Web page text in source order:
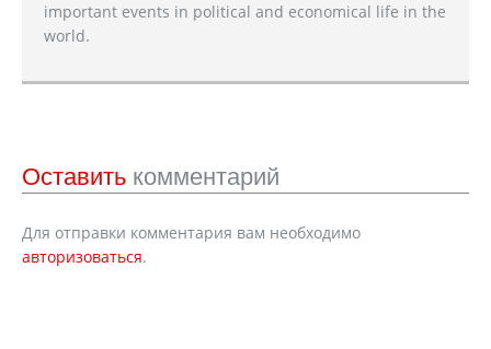
important events in political and economical life in the
world.
Оставить комментарий
Для отправки комментария вам необходимо
авторизоваться.